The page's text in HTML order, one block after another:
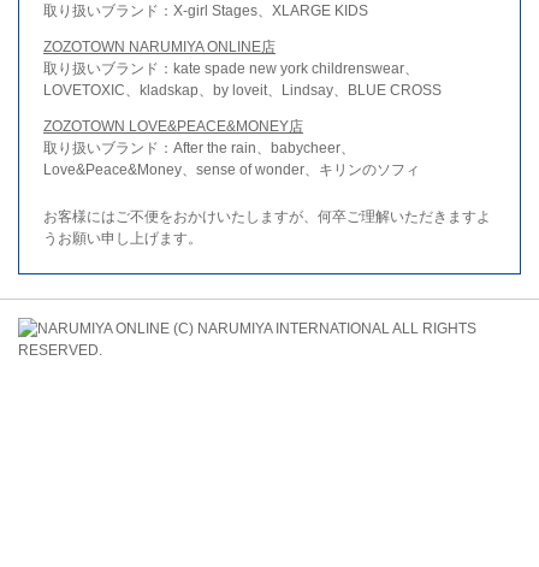
取り扱いブランド：X-girl Stages、XLARGE KIDS
ZOZOTOWN NARUMIYA ONLINE店
取り扱いブランド：kate spade new york childrenswear、
LOVETOXIC、kladskap、by loveit、Lindsay、BLUE CROSS
ZOZOTOWN LOVE&PEACE&MONEY店
取り扱いブランド：After the rain、babycheer、
Love&Peace&Money、sense of wonder、キリンのソフィ
お客様にはご不便をおかけいたしますが、何卒ご理解いただきますよ
うお願い申し上げます。